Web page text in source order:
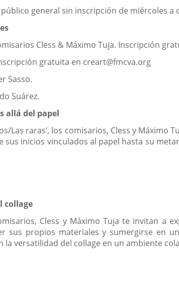
general sin inscripción de miércoles a
Cless & Máximo Tuja. Inscripción
gratuita en creart@fmcva.org
Sasso.
Suárez.
allá del papel
Las raras’, los comisarios, Cless y Máximo
sus inicios vinculados al papel hasta su
collage
Cless y Máximo Tuja te invitan a
sus propios materiales y sumergirse en
versatilidad del collage en un ambiente